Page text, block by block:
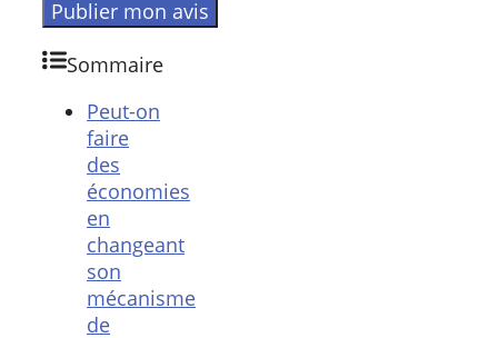
Sommaire
Peut-on
faire
des
économies
en
changeant
son
mécanisme
de